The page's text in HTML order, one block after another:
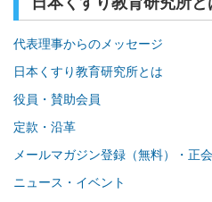
代表理事からのメッセージ
日本くすり教育研究所とは
役員・賛助会員
定款・沿革
メールマガジン登録（無料）・正
ニュース・イベント